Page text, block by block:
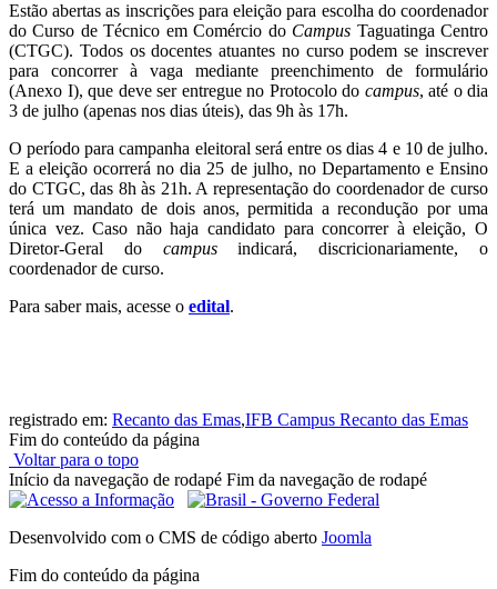
Estão abertas as inscrições para eleição para escolha do coordenador
do Curso de Técnico em Comércio do Campus Taguatinga Centro
(CTGC). Todos os docentes atuantes no curso podem se inscrever
para concorrer à vaga mediante preenchimento de formulário
(Anexo I), que deve ser entregue no Protocolo do campus, até o dia
3 de julho (apenas nos dias úteis), das 9h às 17h.
O período para campanha eleitoral será entre os dias 4 e 10 de julho.
E a eleição ocorrerá no dia 25 de julho, no Departamento e Ensino
do CTGC, das 8h às 21h. A representação do coordenador de curso
terá um mandato de dois anos, permitida a recondução por uma
única vez. Caso não haja candidato para concorrer à eleição, O
Diretor-Geral do campusindicará, discricionariamente, o
coordenador de curso.
Para saber mais, acesse o edital.
registrado em: Recanto das Emas,IFB Campus Recanto das Emas
Fim do conteúdo da página
Voltar para o topo
Início da navegação de rodapé Fim da navegação de rodapé
Desenvolvido com o CMS de código aberto Joomla
Fim do conteúdo da página